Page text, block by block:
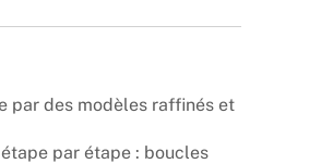
par des modèles raffinés et
par étape : boucles